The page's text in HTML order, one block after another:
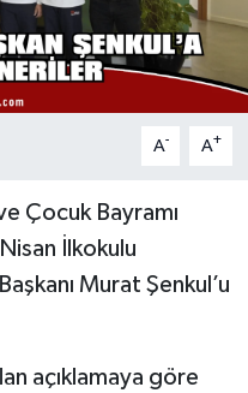
A- A+
Çocuk Bayramı
İlkokulu
Murat Şenkul’u
açıklamaya göre